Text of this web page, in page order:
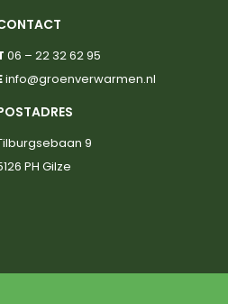
06 – 22 32 62 95
info@groenverwarmen.nl
9
PH Gilze